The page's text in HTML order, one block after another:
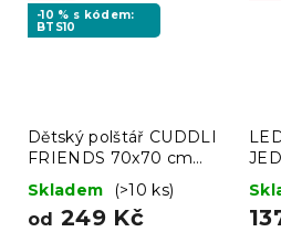
-10 % s kódem:
BTS10
Dětský polštář CUDDLI
FRIENDS 70x70 cm
plyšový - více barev
Skladem (>10 ks)
od 249 Kč
cm